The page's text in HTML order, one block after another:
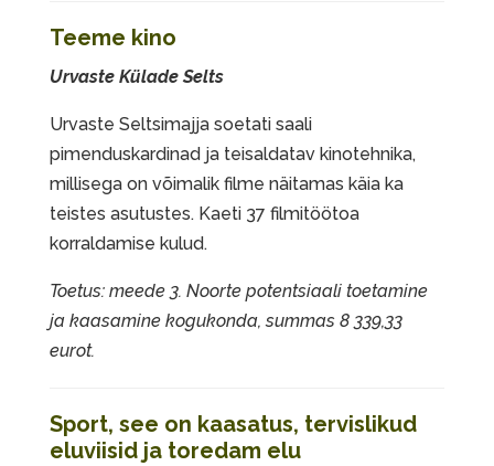
Teeme kino
Urvaste Külade Selts
Urvaste Seltsimajja soetati saali
pimenduskardinad ja teisaldatav kinotehnika,
millisega on võimalik filme näitamas käia ka
teistes asutustes. Kaeti 37 filmitöötoa
korraldamise kulud.
Toetus: meede 3. Noorte potentsiaali toetamine
ja kaasamine kogukonda, summas 8 339,33
eurot.
Sport, see on kaasatus, tervislikud
eluviisid ja toredam elu